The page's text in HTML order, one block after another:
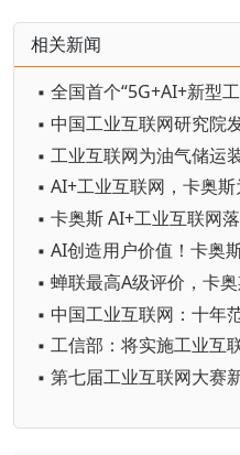
相关新闻
▪ 中国工业互联网研究院
▪ 工业互联网为油气储运
▪ 卡奥斯 AI+工业互联网
▪ 中国工业互联网：十年